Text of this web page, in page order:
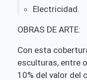
Electricidad.
OBRAS DE ARTE:
Con esta
esculturas, entre
10% del valor del